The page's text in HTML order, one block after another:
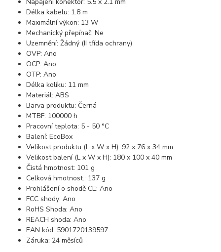
Délka kabelu: 1.8 m
Maximální výkon: 13 W
Mechanický přepínač: Ne
Uzemnění: Žádný (II třída ochrany)
OVP: Ano
OCP: Ano
OTP: Ano
Délka kolíku: 11 mm
Materiál: ABS
Barva produktu: Černá
MTBF: 100000 h
Pracovní teplota: 5 - 50 °C
Balení: EcoBox
Velikost produktu (L x W x H): 92 x 76 x 34 mm
Velikost balení (L x W x H): 180 x 100 x 40 mm
Čistá hmotnost: 101 g
Celková hmotnost.: 137 g
Prohlášení o shodě CE: Ano
FCC shody: Ano
RoHS Shoda: Ano
REACH shoda: Ano
EAN kód: 5901720139597
Záruka: 24 měsíců